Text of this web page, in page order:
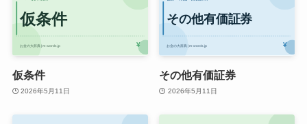
仮条件
2026年5月11日
その他有価証券
2026年5月11日